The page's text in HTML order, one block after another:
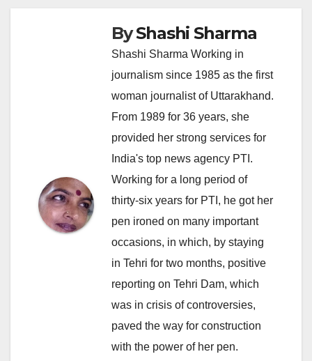
ByShashi Sharma
Shashi Sharma Working in
journalism since 1985 as the first
woman journalist of Uttarakhand.
From 1989 for 36 years, she
provided her strong services for
India's top news agency PTI.
Working for a long period of
thirty-six years for PTI, he got her
pen ironed on many important
occasions, in which, by staying
in Tehri for two months, positive
reporting on Tehri Dam, which
was in crisis of controversies,
paved the way for construction
with the power of her pen.